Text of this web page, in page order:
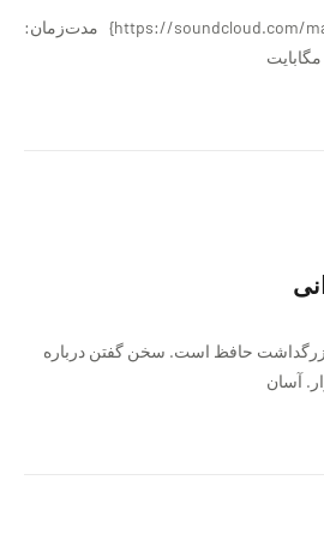
{https://soundcloud.com/majzooban/udcqm8otruww} مدت‌زمان:
بزرگداشت حافظ است. سخن گفتن درباره
آسان